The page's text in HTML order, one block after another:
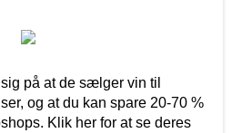
på at de sælger vin til
og at du kan spare 20-70 %
Klik her for at se deres